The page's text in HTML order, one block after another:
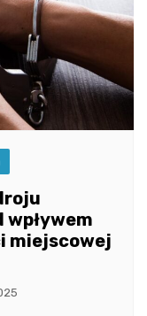
miejscowej